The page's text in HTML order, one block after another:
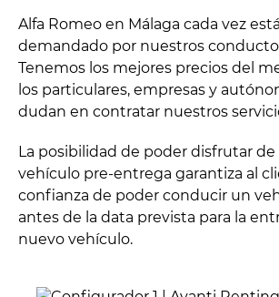
Alfa Romeo en Málaga cada vez
demandado por nuestros
Tenemos los mejores precios del
los particulares, empresas y
dudan en contratar nuestros
La posibilidad de poder disfrutar de
vehículo pre-entrega garantiza al
confianza de poder conducir un
antes de la data prevista para la
nuevo vehículo.